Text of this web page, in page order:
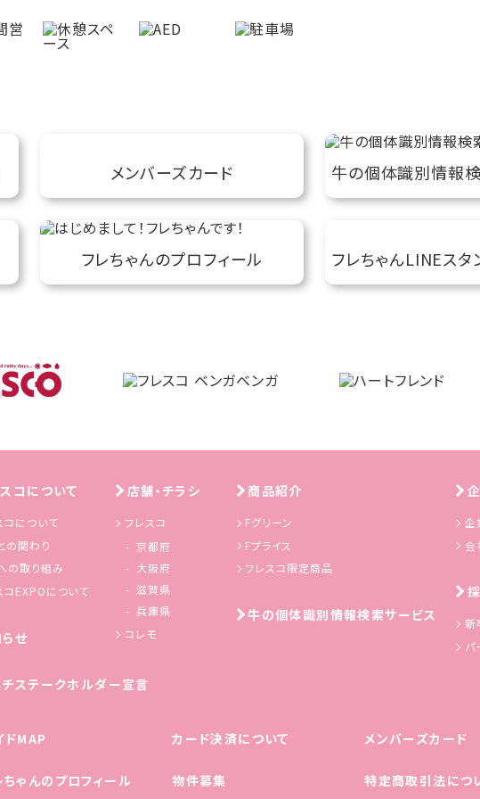
メンバーズカード 牛の個体識別情報
フレちゃんのプロフィール フレちゃんLINEスタ
コについて
コについて
の関わり
の取り組み
コEXPOについて
せ
ステークホルダー宣言
店舗・チラシ
フレスコ
京都府
大阪府
滋賀県
兵庫県
コレモ
商品紹介
Fグリーン
Fプライス
フレスコ限定商品
牛の個体識別情報検索サービス
企
会
新
パ
ドMAP カード決済について メンバーズカード
ちゃんの プロフィール 物件募集 特定商取引法につ